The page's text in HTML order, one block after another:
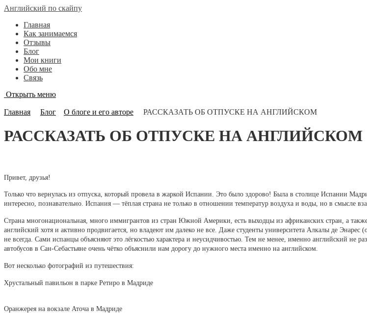
Английский по скайпу
Главная
Как занимаемся
Отзывы
Блог
Мои книги
Обо мне
Связь
Открыть меню
Главная
Блог О блоге и его авторе РАССКАЗАТЬ ОБ ОТПУСКЕ НА АНГЛИЙСКОМ
РАССКАЗАТЬ ОБ ОТПУСКЕ НА АНГЛИЙСКОМ
Привет, друзья!
Только что вернулась из отпуска, который провела в жаркой Испании. Это было здорово! Была в столице Испании
интересно, познавательно. Испания — тёплая страна не только в отношении температур воздуха и воды, но в смысле
Страна многонациональная, много иммигрантов из стран Южной Америки, есть выходцы из африканских стран, а
английский хотя и активно продвигается, но владеют им далеко не все. Даже студенты университета Алкалы де
не всегда. Сами испанцы объясняют это лёгкостью характера и неусидчивостью. Тем не менее, именно английский не
автобусов в Сан-Себастьяне очень чётко объяснили нам дорогу до нужного места именно на английском.
Вот несколько фотографий из путешествия:
Хрустальный павильон в парке Ретиро в Мадриде
Оранжерея на вокзале Аточа в Мадриде